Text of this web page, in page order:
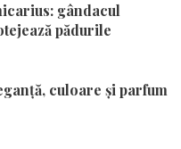
gândacul
pădurile
culoare și parfum